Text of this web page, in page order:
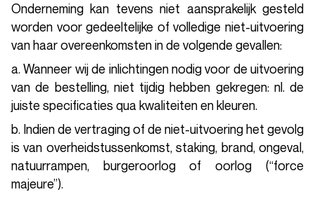
Onderneming kan tevens niet aansprakelijk gesteld
worden voor gedeeltelijke of volledige niet-uitvoering
van haar overeenkomsten in de volgende gevallen:
a. Wanneer wij de inlichtingen nodig voor de uitvoering
van de bestelling, niet tijdig hebben gekregen: nl. de
juiste specificaties qua kwaliteiten en kleuren.
b. Indien de vertraging of de niet-uitvoering het gevolg
is van overheidstussenkomst, staking, brand, ongeval,
natuurrampen, burgeroorlog of oorlog (“force
majeure”).